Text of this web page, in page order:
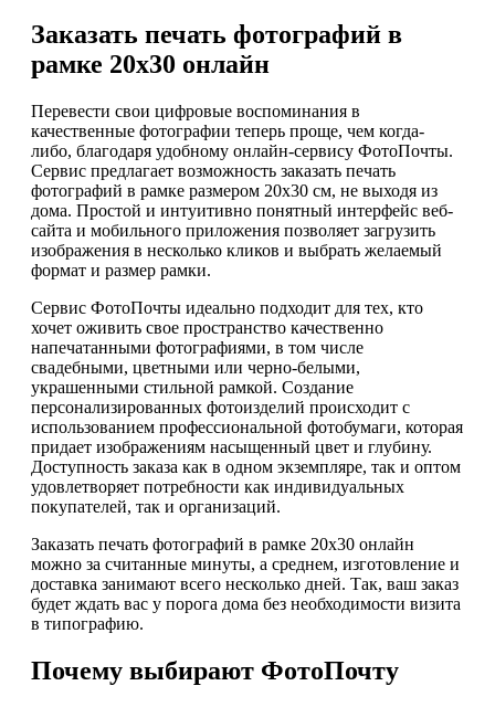
Заказать печать фотографий в
рамке 20х30 онлайн
Перевести свои цифровые воспоминания в
качественные фотографии теперь проще, чем когда-
либо, благодаря удобному онлайн-сервису ФотоПочты.
Сервис предлагает возможность заказать печать
фотографий в рамке размером 20х30 см, не выходя из
дома. Простой и интуитивно понятный интерфейс веб-
сайта и мобильного приложения позволяет загрузить
изображения в несколько кликов и выбрать желаемый
формат и размер рамки.
Сервис ФотоПочты идеально подходит для тех, кто
хочет оживить свое пространство качественно
напечатанными фотографиями, в том числе
свадебными, цветными или черно-белыми,
украшенными стильной рамкой. Создание
персонализированных фотоизделий происходит с
использованием профессиональной фотобумаги, которая
придает изображениям насыщенный цвет и глубину.
Доступность заказа как в одном экземпляре, так и оптом
удовлетворяет потребности как индивидуальных
покупателей, так и организаций.
Заказать печать фотографий в рамке 20х30 онлайн
можно за считанные минуты, а среднем, изготовление и
доставка занимают всего несколько дней. Так, ваш заказ
будет ждать вас у порога дома без необходимости визита
в типографию.
Почему выбирают ФотоПочту